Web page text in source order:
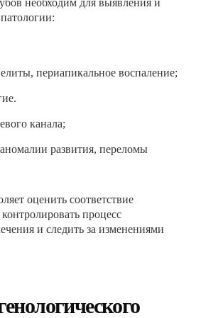
необходим для выявления и
периапикальное воспаление;
канала;
развития, переломы
оценить соответствие
процесс
и следить за изменениями